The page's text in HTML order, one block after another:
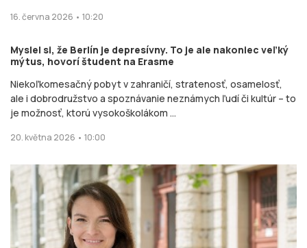
16. června 2026 • 10:20
Myslel si, že Berlín je depresívny. To je ale nakoniec veľký
mýtus, hovorí študent na Erasme
Niekoľkomesačný pobyt v zahraničí, stratenosť, osamelosť,
ale i dobrodružstvo a spoznávanie neznámych ľudí či kultúr – to
je možnosť, ktorú vysokoškolákom ...
20. května 2026 • 10:00